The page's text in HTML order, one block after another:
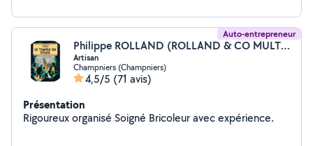
Auto-entrepreneur
Philippe ROLLAND (ROLLAND & CO MULTI SERVICES)
Artisan
Champniers (Champniers)
4,5/5 (71 avis)
Présentation
Rigoureux organisé Soigné Bricoleur avec expérience.